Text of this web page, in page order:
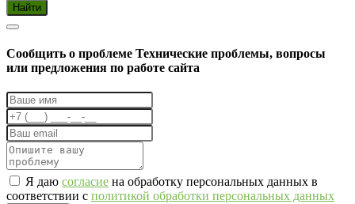
Найти
Cообщить о проблеме Технические проблемы, вопросы
или предложения по работе сайта
Я даю согласие на обработку персональных данных в
соответствии с политикой обработки персональных данных